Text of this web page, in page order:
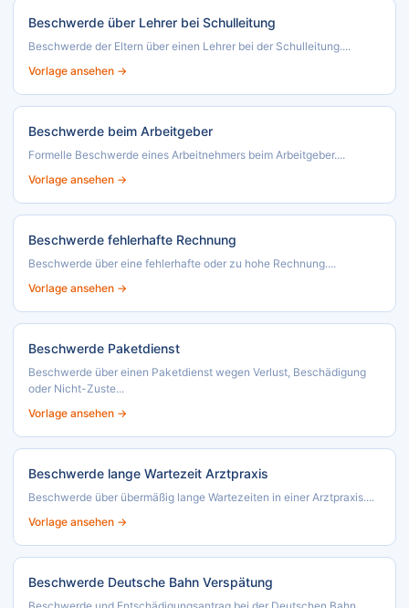
Beschwerde über Lehrer bei Schulleitung
Beschwerde der Eltern über einen Lehrer bei der Schulleitung....
Vorlage ansehen →
Beschwerde beim Arbeitgeber
Formelle Beschwerde eines Arbeitnehmers beim Arbeitgeber....
Vorlage ansehen →
Beschwerde fehlerhafte Rechnung
Beschwerde über eine fehlerhafte oder zu hohe Rechnung....
Vorlage ansehen →
Beschwerde Paketdienst
Beschwerde über einen Paketdienst wegen Verlust, Beschädigung
oder Nicht-Zuste...
Vorlage ansehen →
Beschwerde lange Wartezeit Arztpraxis
Beschwerde über übermäßig lange Wartezeiten in einer Arztpraxis....
Vorlage ansehen →
Beschwerde Deutsche Bahn Verspätung